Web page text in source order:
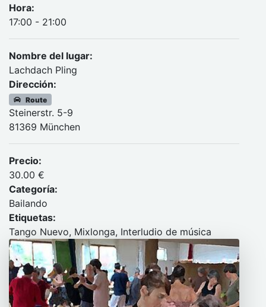
Hora:
17:00 - 21:00
Nombre del lugar:
Lachdach Pling
Dirección:
Route
Steinerstr. 5-9
81369 München
Precio:
30.00 €
Categoría:
Bailando
Etiquetas:
Tango Nuevo, Mixlonga, Interludio de música